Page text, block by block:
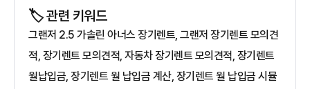
🏷️ 관련 키워드
그랜저 2.5 가솔린 아너스 장기렌트, 그랜저 장기렌트 모의견
적, 장기렌트 모의견적, 자동차 장기렌트 모의견적, 장기렌트
월납입금, 장기렌트 월 납입금 계산, 장기렌트 월 납입금 시뮬